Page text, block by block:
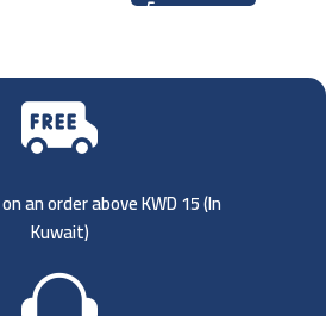
an order above KWD 15 (In
Kuwait)